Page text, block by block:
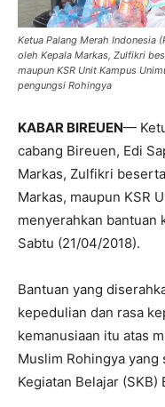
Ketua Palang Merah Indonesia
oleh Kepala Markas, Zulfikri
maupun KSR Unit Kampus
pengungsi Rohingya
KABAR BIREUEN—
cabang Bireuen, Edi
Markas, Zulfikri
Markas, maupun KSR
menyerahkan bantuan
Sabtu (21/04/2018).
Bantuan yang
kepedulian dan rasa
kemanusiaan itu atas
Muslim Rohingya
Kegiatan Belajar (SKB)